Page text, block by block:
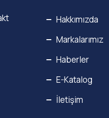
Hakkımızda
Markalarımız
Haberler
E-Katalog
İletişim